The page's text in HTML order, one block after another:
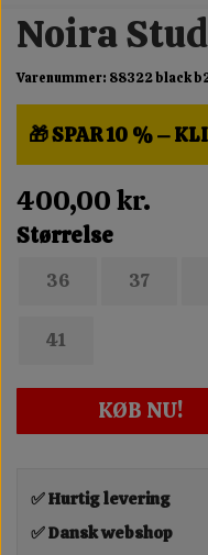
Noira
Varenummer: 88322 black
🎁 SPAR 10 % –
400,00 kr.
Størrelse
36 37
41
KØB NU!
✅ Hurtig levering
✅ Dansk webshop